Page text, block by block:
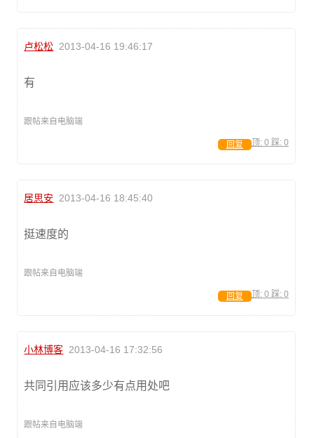
卢松松 2013-04-16 19:46:17
有
跟帖来自电脑端
顶: 0 踩: 0
回复
居思安 2013-04-16 18:45:40
挺速度的
跟帖来自电脑端
顶: 0 踩: 0
回复
小林博客 2013-04-16 17:32:56
共同引用应该多少有点用处吧
跟帖来自电脑端